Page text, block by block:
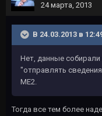
24 марта, 2013
В 24.03.2013 в
Нет, данные собирали
"отправлять
МЕ2.
Тогда все тем более